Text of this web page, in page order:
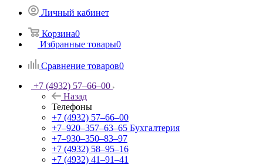
Личный кабинет
Корзина0
Избранные товары0
Сравнение товаров0
+7 (4932) 57‒66‒00
Назад
Телефоны
+7 (4932) 57‒66‒00
+7‒920‒357‒63‒65 Бухгалтерия
+7‒930‒350‒83‒97
+7 (4932) 58‒95‒16
+7 (4932) 41‒91‒41